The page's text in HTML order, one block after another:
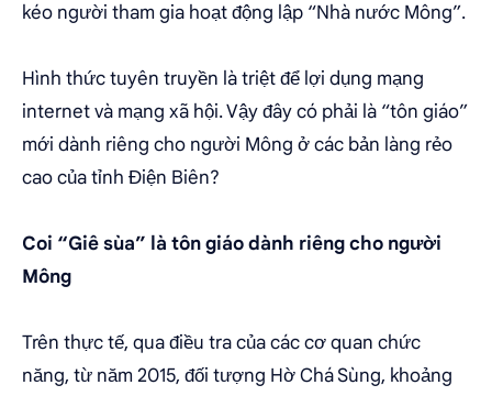
kéo người tham gia hoạt động lập “Nhà nước Mông”.
Hình thức tuyên truyền là triệt để lợi dụng mạng
internet và mạng xã hội. Vậy đây có phải là “tôn giáo”
mới dành riêng cho người Mông ở các bản làng rẻo
cao của tỉnh Điện Biên?
Coi “Giê sùa” là tôn giáo dành riêng cho người
Mông
Trên thực tế, qua điều tra của các cơ quan chức
năng, từ năm 2015, đối tượng Hờ Chá Sùng, khoảng